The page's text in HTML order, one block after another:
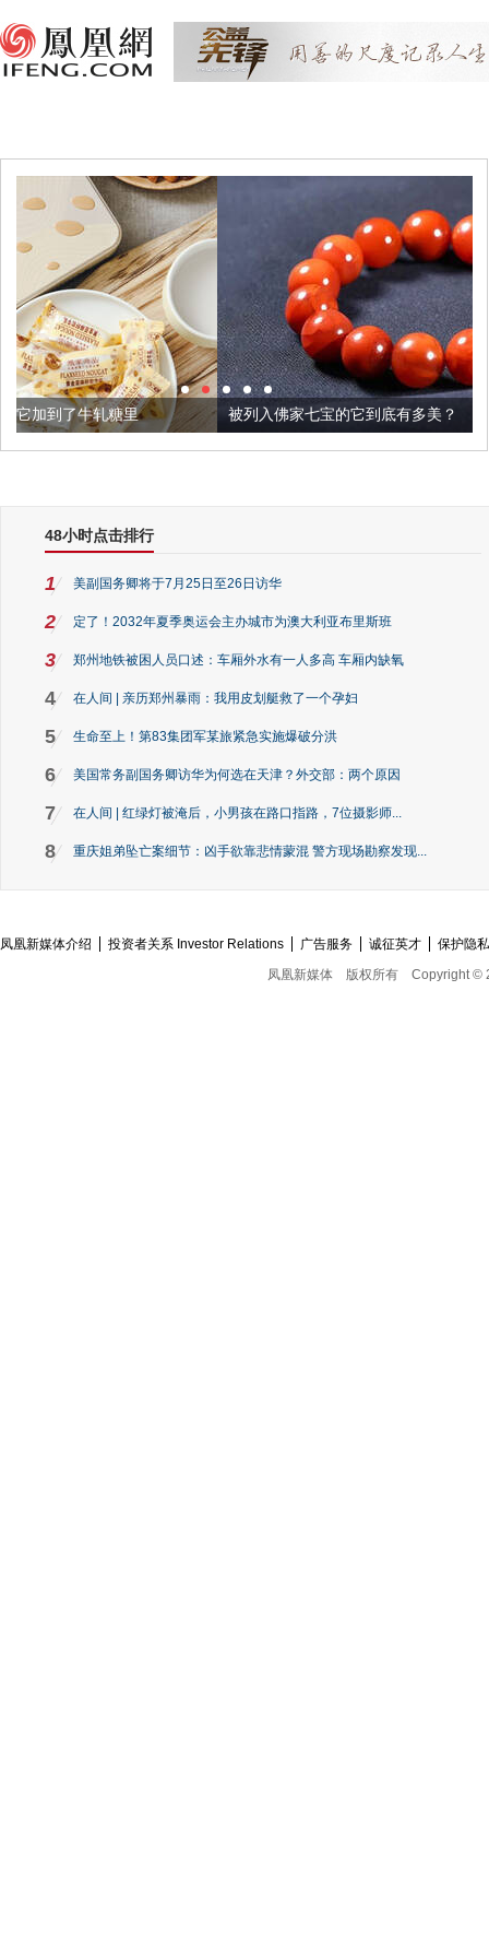
被列入佛家七宝的它到底有多美？
48小时点击排行
1 美副国务卿将于7月25日至26日访华
2 定了！2032年夏季奥运会主办城市为澳大利亚布里斯班
3 郑州地铁被困人员口述：车厢外水有一人多高 车厢内缺氧
4 在人间 | 亲历郑州暴雨：我用皮划艇救了一个孕妇
5 生命至上！第83集团军某旅紧急实施爆破分洪
6 美国常务副国务卿访华为何选在天津？外交部：两个原因
7 在人间 | 红绿灯被淹后，小男孩在路口指路，7位摄影师...
8 重庆姐弟坠亡案细节：凶手欲靠悲情蒙混 警方现场勘察发现...
凤凰新媒体介绍 投资者关系 Investor Relations 广告服务 诚征英才
保护隐
凤凰新媒体
版权所有 Copyright ©